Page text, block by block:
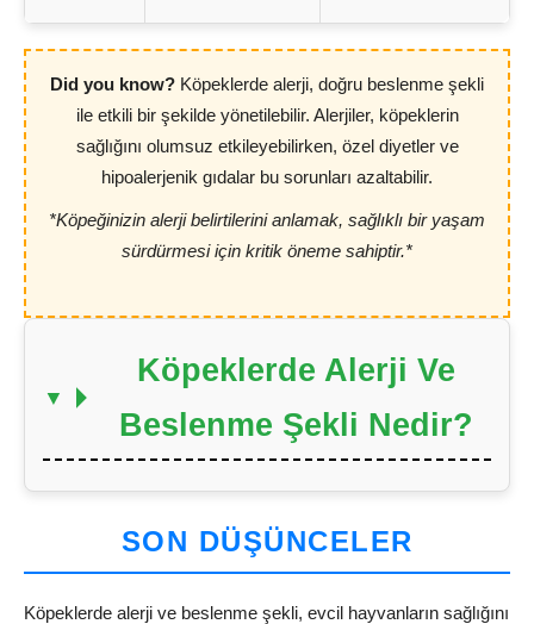
Did you know? Köpeklerde alerji, doğru beslenme şekli
ile etkili bir şekilde yönetilebilir. Alerjiler, köpeklerin
sağlığını olumsuz etkileyebilirken, özel diyetler ve
hipoalerjenik gıdalar bu sorunları azaltabilir.
*Köpeğinizin alerji belirtilerini anlamak, sağlıklı bir yaşam
sürdürmesi için kritik öneme sahiptir.*
Köpeklerde Alerji Ve
Beslenme Şekli Nedir?
SON DÜŞÜNCELER
Köpeklerde alerji ve beslenme şekli, evcil hayvanların sağlığını